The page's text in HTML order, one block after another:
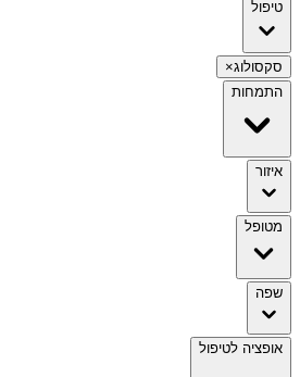
טיפול
סקסולוג×
התמחות
איזור
מטופל
שפה
אופציה לטיפול